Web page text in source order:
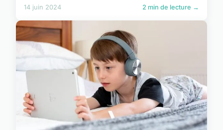
14 juin 2024 2 min de lecture →